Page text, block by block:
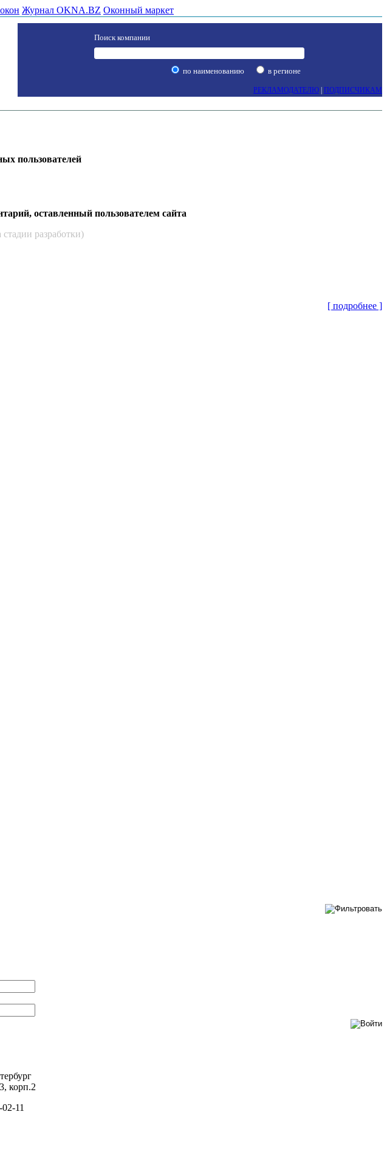
Журнал OKNA.BZ Оконный маркет
Поиск компании
по наименованию в регионе
РЕКЛАМОДАТЕЛЮ ПОДПИСЧИКАМ
пользователей
оставленный пользователем сайта
разработки)
[ подробнее ]
корп.2
11